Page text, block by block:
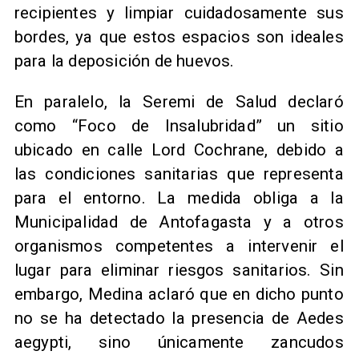
recipientes y limpiar cuidadosamente sus
bordes, ya que estos espacios son ideales
para la deposición de huevos.
En paralelo, la Seremi de Salud declaró
como “Foco de Insalubridad” un sitio
ubicado en calle Lord Cochrane, debido a
las condiciones sanitarias que representa
para el entorno. La medida obliga a la
Municipalidad de Antofagasta y a otros
organismos competentes a intervenir el
lugar para eliminar riesgos sanitarios. Sin
embargo, Medina aclaró que en dicho punto
no se ha detectado la presencia de Aedes
aegypti, sino únicamente zancudos